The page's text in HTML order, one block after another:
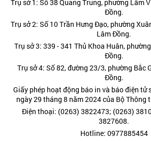
Trụ sở 1: Số 38 Quang Trung, phường Lâm
Đồng.
Trụ sở 2: Số 10 Trần Hưng Đạo, phường
Lâm Đồng.
Trụ sở 3: 339 - 341 Thủ Khoa Huân,
Đồng.
Trụ sở 4: Số 82, đường 23/3, phường Bắc
Đồng.
Giấy phép hoạt động báo in và báo điện tử
ngày 29 tháng 8 năm 2024 của Bộ Thông
Điện thoại: (0263) 3822473; (0263)
3827608.
Hotline: 0977885454